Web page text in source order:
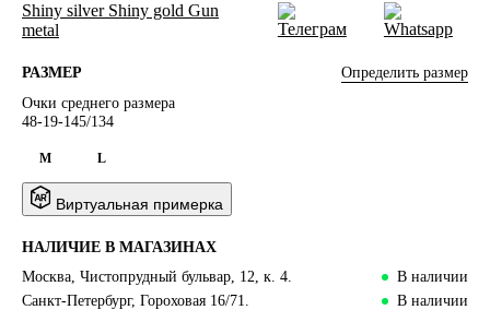
Shiny silver Shiny gold Gun
metal
РАЗМЕР
Определить размер
Очки среднего размера
48-19-145/134
M L
Виртуальная примерка
НАЛИЧИЕ В МАГАЗИНАХ
Москва, Чистопрудный бульвар, 12, к. 4.
В наличии
Санкт-Петербург, Гороховая 16/71.
В наличии